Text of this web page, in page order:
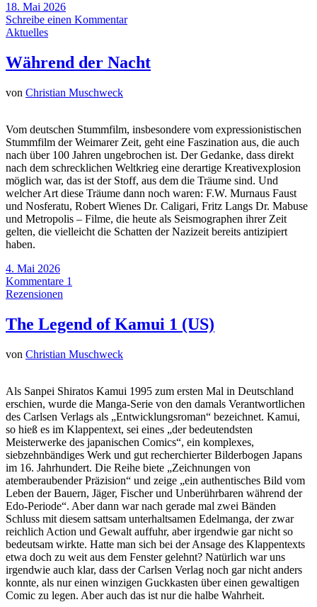
18. Mai 2026
Schreibe einen Kommentar
Aktuelles
Während der Nacht
von Christian Muschweck
Vom deutschen Stummfilm, insbesondere vom expressionistischen
Stummfilm der Weimarer Zeit, geht eine Faszination aus, die auch
nach über 100 Jahren ungebrochen ist. Der Gedanke, dass direkt
nach dem schrecklichen Weltkrieg eine derartige Kreativexplosion
möglich war, das ist der Stoff, aus dem die Träume sind. Und
welcher Art diese Träume dann noch waren: F.W. Murnaus Faust
und Nosferatu, Robert Wienes Dr. Caligari, Fritz Langs Dr. Mabuse
und Metropolis – Filme, die heute als Seismographen ihrer Zeit
gelten, die vielleicht die Schatten der Nazizeit bereits antizipiert
haben.
4. Mai 2026
Kommentare 1
Rezensionen
The Legend of Kamui 1 (US)
von Christian Muschweck
Als Sanpei Shiratos Kamui 1995 zum ersten Mal in Deutschland
erschien, wurde die Manga-Serie von den damals Verantwortlichen
des Carlsen Verlags als „Entwicklungsroman“ bezeichnet. Kamui,
so hieß es im Klappentext, sei eines „der bedeutendsten
Meisterwerke des japanischen Comics“, ein komplexes,
siebzehnbändiges Werk und gut recherchierter Bilderbogen Japans
im 16. Jahrhundert. Die Reihe biete „Zeichnungen von
atemberaubender Präzision“ und zeige „ein authentisches Bild vom
Leben der Bauern, Jäger, Fischer und Unberührbaren während der
Edo-Periode“. Aber dann war nach gerade mal zwei Bänden
Schluss mit diesem sattsam unterhaltsamen Edelmanga, der zwar
reichlich Action und Gewalt auffuhr, aber irgendwie gar nicht so
bedeutsam wirkte. Hatte man sich bei der Ansage des Klappentexts
etwa doch zu weit aus dem Fenster gelehnt? Natürlich war uns
irgendwie auch klar, dass der Carlsen Verlag noch gar nicht anders
konnte, als nur einen winzigen Guckkasten über einen gewaltigen
Comic zu legen. Aber auch das ist nur die halbe Wahrheit.